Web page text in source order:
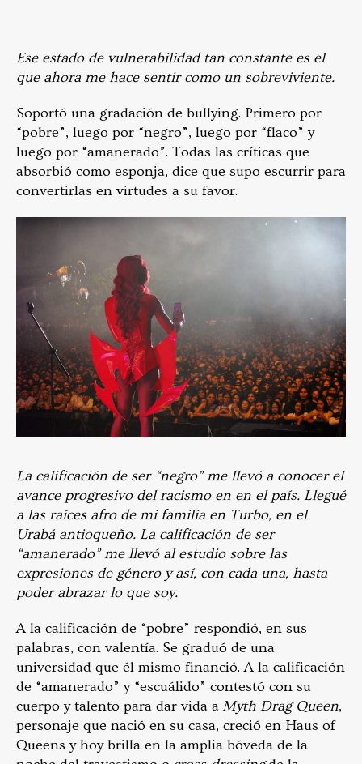
Ese estado de vulnerabilidad tan constante es el
que ahora me hace sentir como un sobreviviente.
Soportó una gradación de bullying. Primero por
“pobre”, luego por “negro”, luego por “flaco” y
luego por “amanerado”. Todas las críticas que
absorbió como esponja, dice que supo escurrir para
convertirlas en virtudes a su favor.
La calificación de ser “negro” me llevó a conocer el
avance progresivo del racismo en en el país. Llegué
a las raíces afro de mi familia en Turbo, en el
Urabá antioqueño. La calificación de ser
“amanerado” me llevó al estudio sobre las
expresiones de género y así, con cada una, hasta
poder abrazar lo que soy.
A la calificación de “pobre” respondió, en sus
palabras, con valentía. Se graduó de una
universidad que él mismo financió. A la calificación
de “amanerado” y “escuálido” contestó con su
cuerpo y talento para dar vida aMyth Drag Queen,
personaje que nació en su casa, creció en Haus of
Queens y hoy brilla en la amplia bóveda de la